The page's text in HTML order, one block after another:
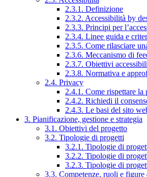
2.3.1. Definizione
2.3.2. Accessibilità by
2.3.3. Principi per
2.3.4. Linee guida e
2.3.5. Come rilasciare
2.3.6. Meccanismo di
2.3.7. Obiettivi
2.3.8. Normativa e
2.4. Privacy
2.4.1. Come rispettare
2.4.2. Richiedi il
2.4.3. Le basi del sito
3. Pianificazione, gestione e strategia
3.1. Obiettivi del progetto
3.2. Tipologie di progetti
3.2.1. Tipologie di
3.2.2. Tipologie di
3.2.3. Tipologie di
3.3. Competenze, ruoli e